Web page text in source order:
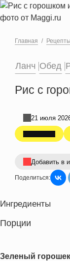
Перейти к
Главная Рецепты
Ланч Обед
Рис с
21 июля
Добавить в
Поделиться:
Ингредиенты
Порции
Зеленый горошек